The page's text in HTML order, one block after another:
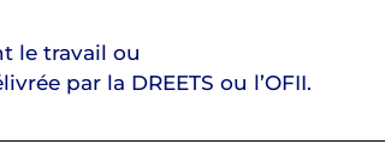
le travail ou
par la DREETS ou l’OFII.